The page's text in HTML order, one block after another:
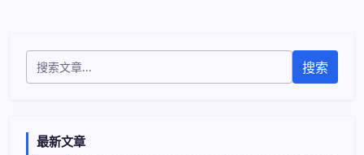
搜索
最新文章